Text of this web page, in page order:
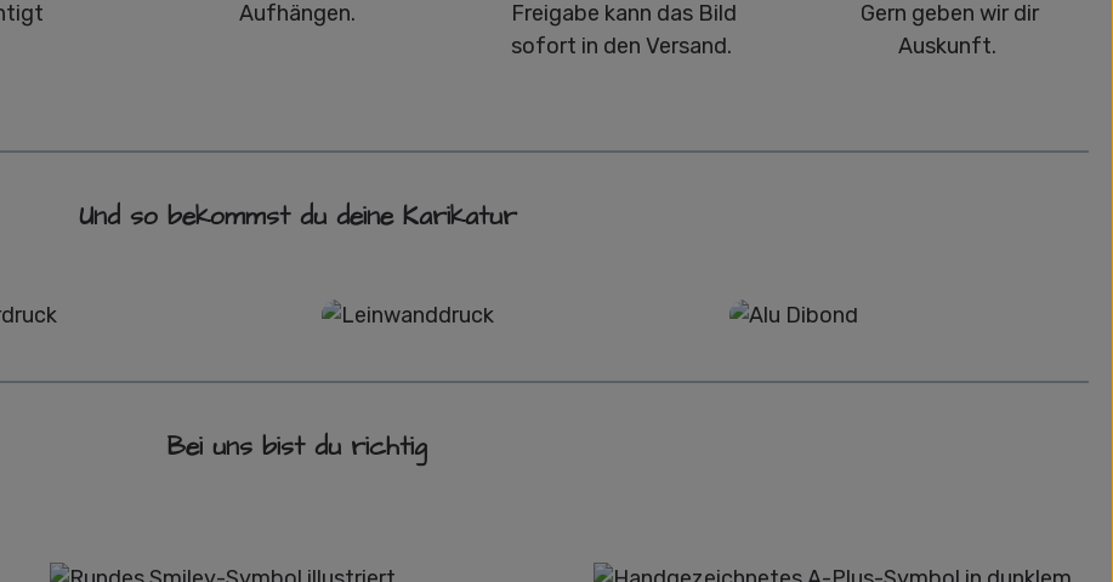
Aufhängen.
Freigabe kann das Bild
sofort in den Versand.
Gern geben wir dir
Auskunft.
Und so bekommst du deine Karikatur
Bei uns bist du richtig